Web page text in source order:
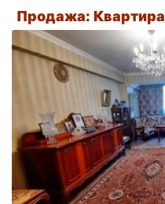
Продажа: Квартира